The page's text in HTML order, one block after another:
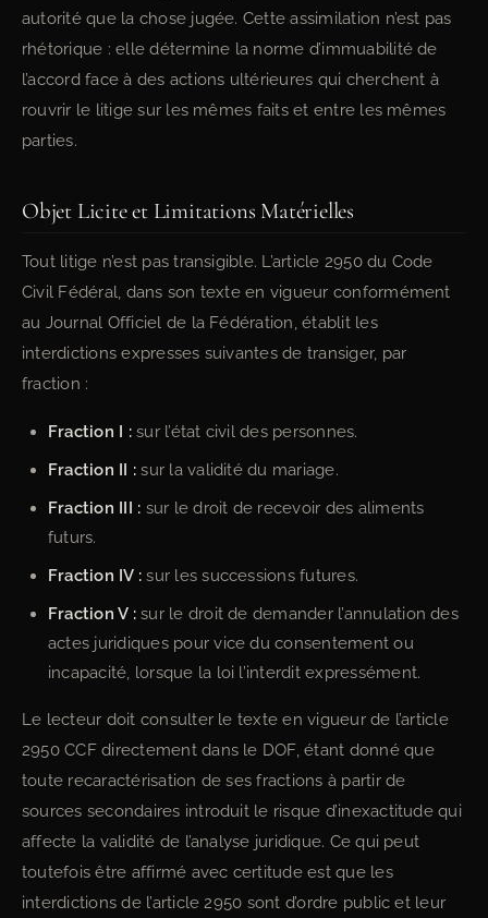
autorité que la chose jugée. Cette assimilation n’est pas
rhétorique : elle détermine la norme d’immuabilité de
l’accord face à des actions ultérieures qui cherchent à
rouvrir le litige sur les mêmes faits et entre les mêmes
parties.
Objet Licite et Limitations Matérielles
Tout litige n’est pas transigible. L’article 2950 du Code
Civil Fédéral, dans son texte en vigueur conformément
au Journal Officiel de la Fédération, établit les
interdictions expresses suivantes de transiger, par
fraction :
Fraction I :sur l’état civil des personnes.
Fraction II : sur la validité du mariage.
Fraction III : sur le droit de recevoir des aliments
futurs.
Fraction IV : sur les successions futures.
Fraction V :sur le droit de demander l’annulation des
actes juridiques pour vice du consentement ou
incapacité, lorsque la loi l’interdit expressément.
Le lecteur doit consulter le texte en vigueur de l’article
2950 CCF directement dans le DOF, étant donné que
toute recaractérisation de ses fractions à partir de
sources secondaires introduit le risque d’inexactitude qui
affecte la validité de l’analyse juridique. Ce qui peut
toutefois être affirmé avec certitude est que les
interdictions de l’article 2950 sont d’ordre public et leur